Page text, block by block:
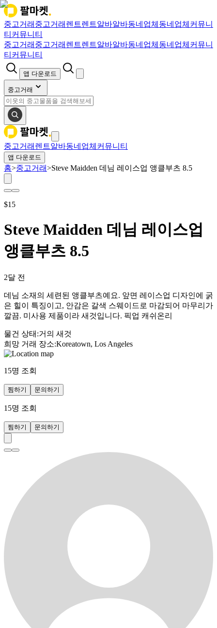
중고거래 중고거래 렌트렌트알바알바동네업체 동네업체 커뮤니
티 커뮤니티
중고거래 중고거래 렌트렌트알바알바동네업체 동네업체 커뮤니
티 커뮤니티
앱 다운로드
중고거래
중고거래 렌트알바동네업체 커뮤니티
앱 다운로드
홈>중고거래>Steve Maidden 데님 레이스업 앵클부츠 8.5
$15
Steve Maidden 데님 레이스업
앵클부츠 8.5
2달 전
데님 소재의 세련된 앵클부츠예요. 앞면 레이스업 디자인에 굵
은 힐이 특징이고, 안감은 갈색 스웨이드로 마감되어 마무리가
깔끔. 미사용 제품이라 새것입니다. 픽업 캐쉬온리
물건 상태 :거의 새것
희망 거래 장소:Koreatown, Los Angeles
15명 조회
찜하기 문의하기
15명 조회
찜하기 문의하기